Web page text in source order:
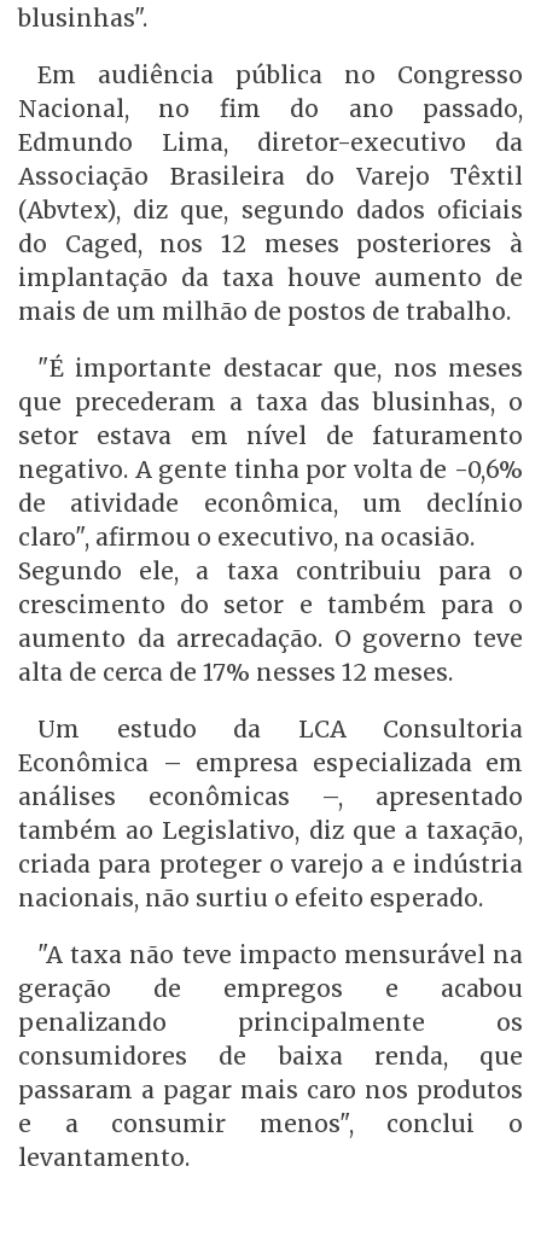
blusinhas".
Em audiência pública no Congresso
Nacional, no fim do ano passado,
Edmundo Lima, diretor-executivo da
Associação Brasileira do Varejo Têxtil
(Abvtex), diz que, segundo dados oficiais
do Caged, nos 12 meses posteriores à
implantação da taxa houve aumento de
mais de um milhão de postos de trabalho.
"É importante destacar que, nos meses
que precederam a taxa das blusinhas, o
setor estava em nível de faturamento
negativo. A gente tinha por volta de -0,6%
de atividade econômica, um declínio
claro", afirmou o executivo, na ocasião.
Segundo ele, a taxa contribuiu para o
crescimento do setor e também para o
aumento da arrecadação. O governo teve
alta de cerca de 17% nesses 12 meses.
Um estudo da LCA Consultoria
Econômica – empresa especializada em
análises econômicas –, apresentado
também ao Legislativo, diz que a taxação,
criada para proteger o varejo a e indústria
nacionais, não surtiu o efeito esperado.
"A taxa não teve impacto mensurável na
geração de empregos e acabou
penalizando principalmente os
consumidores de baixa renda, que
passaram a pagar mais caro nos produtos
e a consumir menos", conclui o
levantamento.